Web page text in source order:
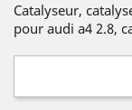
Catalyseur,
pour audi a4 2.8,